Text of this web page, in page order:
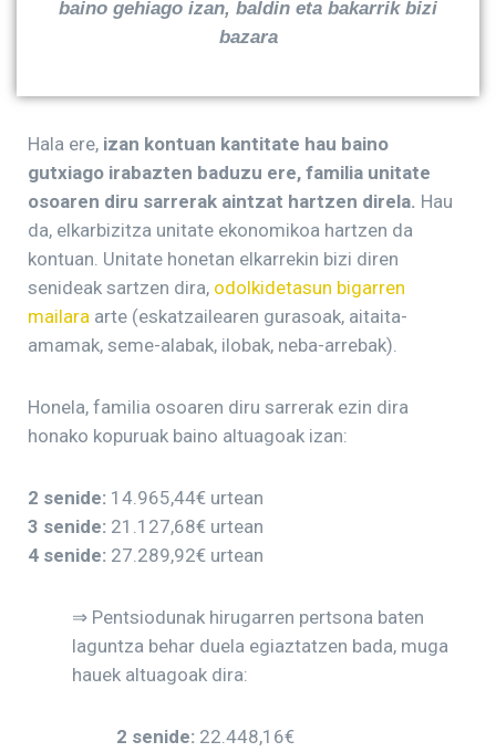
baino gehiago izan, baldin eta bakarrik bizi
bazara
Hala ere, izan kontuan kantitate hau baino
gutxiago irabazten baduzu ere, familia unitate
osoaren diru sarrerak aintzat hartzen direla. Hau
da, elkarbizitza unitate ekonomikoa hartzen da
kontuan. Unitate honetan elkarrekin bizi diren
senideak sartzen dira, odolkidetasun bigarren
mailara arte (eskatzailearen gurasoak, aitaita-
amamak, seme-alabak, ilobak, neba-arrebak).
Honela, familia osoaren diru sarrerak ezin dira
honako kopuruak baino altuagoak izan:
2 senide: 14.965,44€ urtean
3 senide: 21.127,68€ urtean
4 senide: 27.289,92€ urtean
⇒ Pentsiodunak hirugarren pertsona baten
laguntza behar duela egiaztatzen bada, muga
hauek altuagoak dira:
2 senide: 22.448,16€